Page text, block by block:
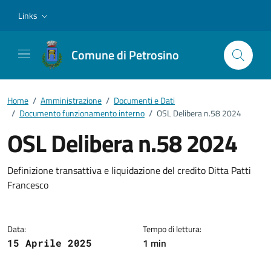
Links
Comune di Petrosino
Home / Amministrazione / Documenti e Dati
/ Documento funzionamento interno / OSL Delibera n.58 2024
OSL Delibera n.58 2024
Dettagli del documento
Definizione transattiva e liquidazione del credito Ditta Patti
Francesco
Data:
15 Aprile 2025
Tempo di lettura:
1 min